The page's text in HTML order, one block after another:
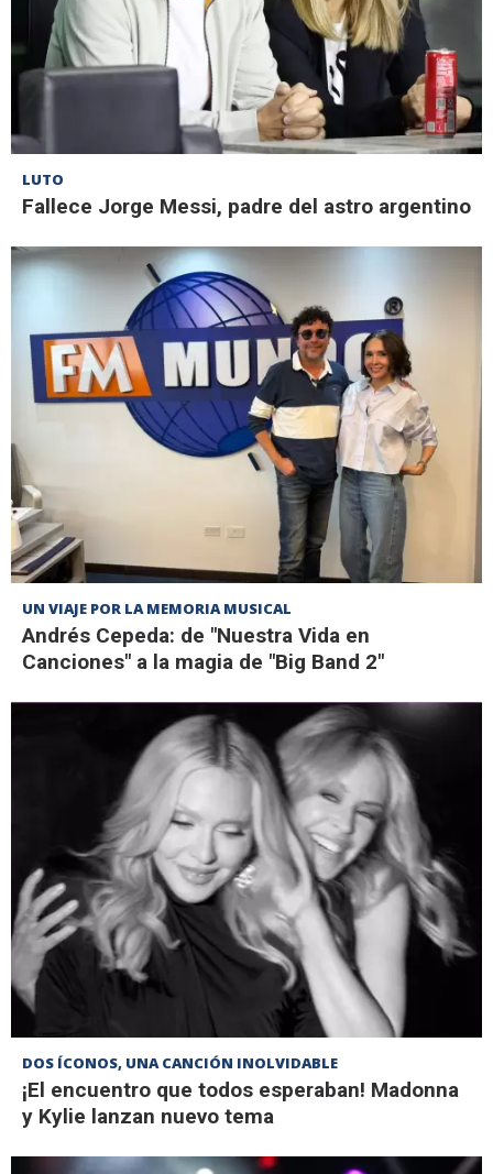
LUTO
Fallece Jorge Messi, padre del astro argentino
UN VIAJE POR LA MEMORIA MUSICAL
Andrés Cepeda: de "Nuestra Vida en
Canciones" a la magia de "Big Band 2"
DOS ÍCONOS, UNA CANCIÓN INOLVIDABLE
¡El encuentro que todos esperaban! Madonna
y Kylie lanzan nuevo tema